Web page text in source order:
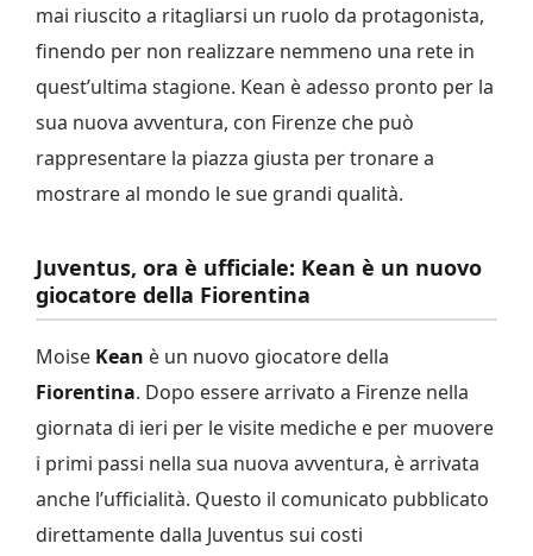
mai riuscito a ritagliarsi un ruolo da protagonista,
finendo per non realizzare nemmeno una rete in
quest’ultima stagione. Kean è adesso pronto per la
sua nuova avventura, con Firenze che può
rappresentare la piazza giusta per tronare a
mostrare al mondo le sue grandi qualità.
Juventus, ora è ufficiale: Kean è un nuovo
giocatore della Fiorentina
Moise Kean è un nuovo giocatore della
Fiorentina. Dopo essere arrivato a Firenze nella
giornata di ieri per le visite mediche e per muovere
i primi passi nella sua nuova avventura, è arrivata
anche l’ufficialità. Questo il comunicato pubblicato
direttamente dalla Juventus sui costi